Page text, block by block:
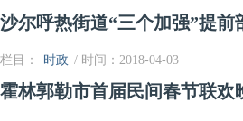
沙尔呼热街道“三个加强”提前
栏目： 时政 / 时间：2018-04-03
霍林郭勒市首届民间春节联欢